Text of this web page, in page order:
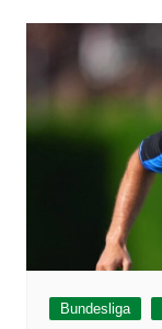
Bundesliga